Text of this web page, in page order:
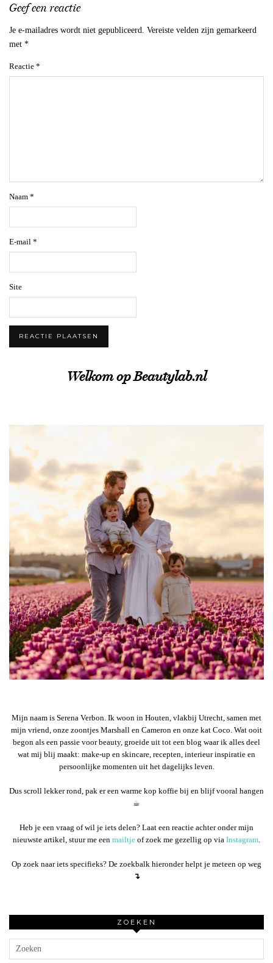
Geef een reactie
Je e-mailadres wordt niet gepubliceerd.
Vereiste velden zijn gemarkeerd
met *
Reactie *
Naam *
E-mail *
Site
Welkom op Beautylab.nl
Mijn naam is Serena Verbon. Ik woon in Houten, vlakbij Utrecht, samen met
mijn vriend, onze zoontjes Marshall en Cameron en onze kat Coco. Wat ooit
begon als een passie voor beauty, groeide uit tot een blog waar ik alles deel
wat mij blij maakt: make-up en skincare, recepten, interieur inspiratie en
persoonlijke momenten uit het dagelijks leven.
Dus scroll lekker rond, pak er een warme kop koffie bij en blijf vooral hangen
☕︎
Heb je een vraag of wil je iets delen? Laat een reactie achter onder mijn
nieuwste artikel, stuur me een mailtje of zoek me gezellig op via Instagram
Op zoek naar iets specifieks? De zoekbalk hieronder helpt je meteen op weg
↴
ZOEKEN